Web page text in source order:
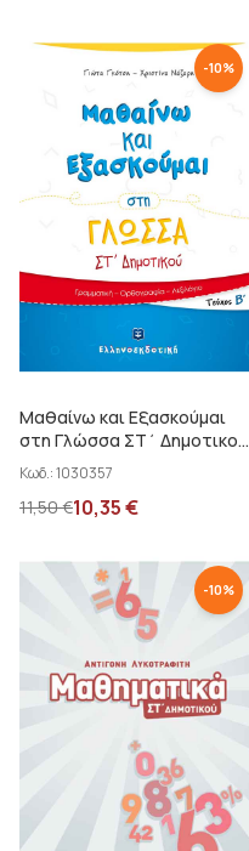
-10%
Μαθαίνω και Εξασκούμαι
στη Γλώσσα ΣΤ΄ Δημοτικού
Β΄ τεύχος Γκότση Γιώτα -...
Κωδ.:1030357
11,50€10,35€
-10%